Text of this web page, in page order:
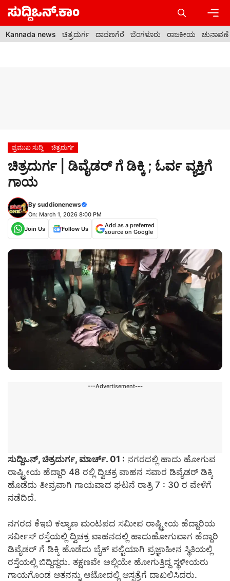
Skip
content
Kannada news ಚಿತ್ರದುರ್ಗ ದಾವಣಗೆರೆ ಬೆಂಗಳೂರು ರಾಜಕೀಯ ಚುನಾವಣೆ
ಪ್ರಮುಖ ಸುದ್ದಿ ಚಿತ್ರದುರ್ಗ
ಚಿತ್ರದುರ್ಗ | ಡಿವೈಡರ್ ಗೆ ಡಿಕ್ಕಿ ; ಓರ್ವ ವ್ಯಕ್ತಿಗೆ
ಗಾಯ
By suddionenews
On: March 1, 2026 8:00 PM
Join Us
Follow Us
Add as a preferred
source on Google
---Advertisement---
ಸುದ್ದಿಒನ್, ಚಿತ್ರದುರ್ಗ, ಮಾರ್ಚ್. 01 : ನಗರದಲ್ಲಿ ಹಾದು ಹೋಗುವ
ರಾಷ್ಟ್ರೀಯ ಹೆದ್ದಾರಿ 48 ರಲ್ಲಿ ದ್ವಿಚಕ್ರ ವಾಹನ ಸವಾರ ಡಿವೈಡರ್ ಡಿಕ್ಕಿ
ಹೊಡೆದು ತೀವ್ರವಾಗಿ ಗಾಯವಾದ ಘಟನೆ ರಾತ್ರಿ 7 : 30 ರ ವೇಳೆಗೆ
ನಡೆದಿದೆ.
ನಗರದ ಕೆಇಬಿ ಕಲ್ಯಾಣ ಮಂಟಪದ ಸಮೀಪ ರಾಷ್ಟ್ರೀಯ ಹೆದ್ದಾರಿಯ
ಸರ್ವೀಸ್ ರಸ್ತೆಯಲ್ಲಿ ದ್ವಿಚಕ್ರ ವಾಹನದಲ್ಲಿ ಹಾದುಹೋಗುವಾಗ ಹೆದ್ದಾರಿ
ಡಿವೈಡರ್ ಗೆ ಡಿಕ್ಕಿ ಹೊಡೆದು ಬೈಕ್ ಪಲ್ಟಿಯಾಗಿ ಪ್ರಜ್ಞಾಹೀನ ಸ್ಥಿತಿಯಲ್ಲಿ
ರಸ್ತೆಯಲ್ಲಿ ಬಿದ್ದಿದ್ದರು. ತಕ್ಷಣವೇ ಅಲ್ಲಿಯೇ ಹೋಗುತ್ತಿದ್ದ ಸ್ಥಳೀಯರು
ಗಾಯಗೊಂಡ ಆತನನ್ನು ಆಟೋದಲ್ಲಿ ಆಸ್ಪತ್ರೆಗೆ ದಾಖಲಿಸಿದರು.